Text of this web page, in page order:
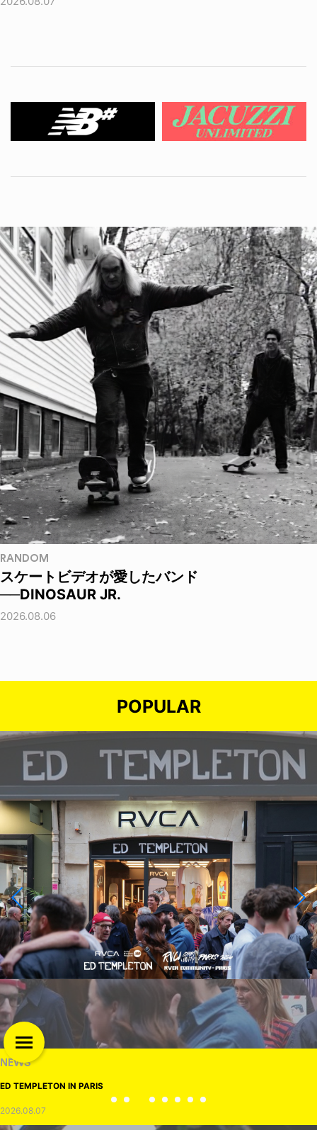
RANDOM
スケートビデオが愛したバンド
──DINOSAUR JR.
2026.08.06
POPULAR
NEWS
ED TEMPLETON IN PARIS
2026.08.07